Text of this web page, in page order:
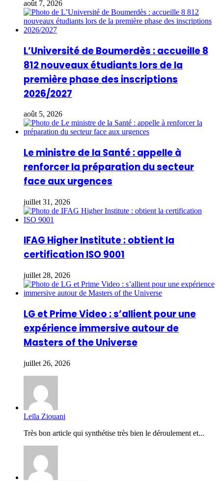
août 7, 2026
L’Université de Boumerdès : accueille 8
812 nouveaux étudiants lors de la
première phase des inscriptions
2026/2027
août 5, 2026
Le ministre de la Santé : appelle à
renforcer la préparation du secteur
face aux urgences
juillet 31, 2026
IFAG Higher Institute : obtient la
certification ISO 9001
juillet 28, 2026
LG et Prime Video : s’allient pour une
expérience immersive autour de
Masters of the Universe
juillet 26, 2026
Leïla Ziouani
Très bon article qui synthétise très bien le déroulement et...